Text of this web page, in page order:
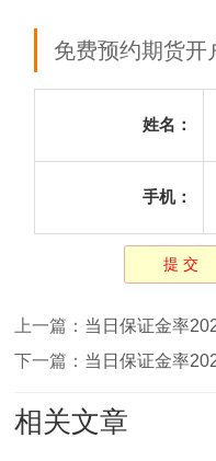
免费预约期货开
姓名：
手机：
上一篇： 当日保证金率
下一篇： 当日保证金率
相关文章